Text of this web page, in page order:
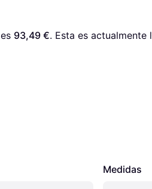
es 93,49 €. Esta es actualmente
Medidas